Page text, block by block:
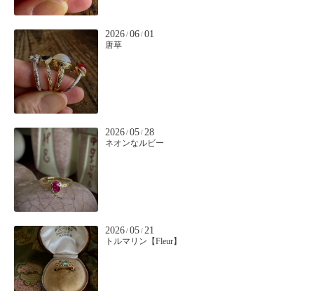
2026 / 06 / 01
唐草
2026 / 05 / 28
ネオンなルビー
2026 / 05 / 21
トルマリン【Fleur】